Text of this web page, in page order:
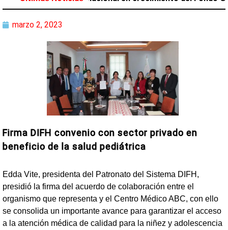
marzo 2, 2023
Firma DIFH convenio con sector privado en
beneficio de la salud pediátrica
Edda Vite, presidenta del Patronato del Sistema DIFH,
presidió la firma del acuerdo de colaboración entre el
organismo que representa y el Centro Médico ABC, con ello
se consolida un importante avance para garantizar el acceso
a la atención médica de calidad para la niñez y adolescencia